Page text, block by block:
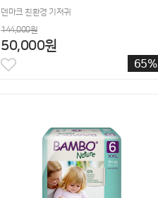
덴마크 친환경 기저귀
144,000원
50,000원
65%